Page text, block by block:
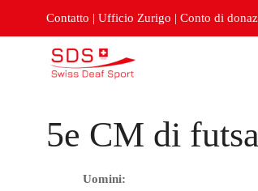
Contatto | Ufficio Zurigo | Conto di
5e CM di
Uomini: